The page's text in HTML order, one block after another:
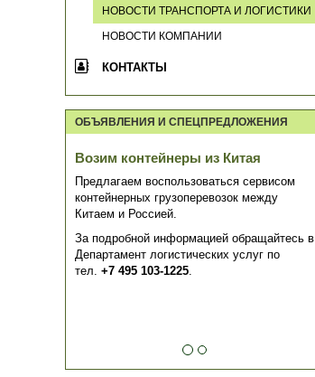
НОВОСТИ ТРАНСПОРТА И ЛОГИСТИКИ
НОВОСТИ КОМПАНИИ
КОНТАКТЫ
ОБЪЯВЛЕНИЯ И СПЕЦПРЕДЛОЖЕНИЯ
Возим контейнеры из Китая
Предлагаем воспользоваться сервисом
контейнерных грузоперевозок между
Китаем и Россией.
За подробной информацией обращайтесь в
Департамент логистических услуг по
тел. +7 495 103-1225.